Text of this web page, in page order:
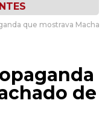
que mostrava
de